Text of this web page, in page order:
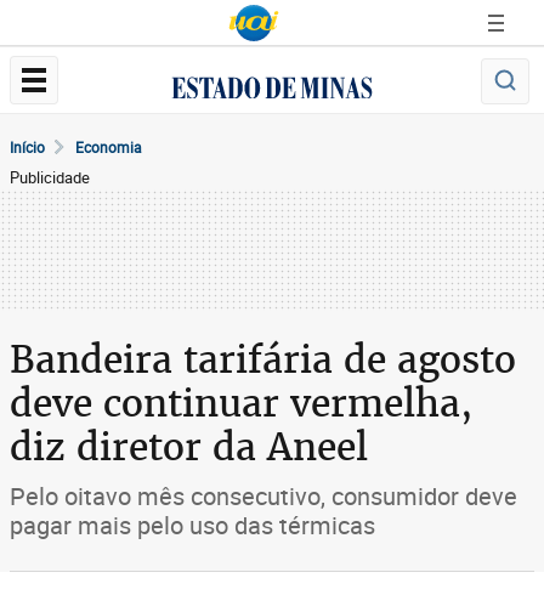
Início Economia
Publicidade
Bandeira tarifária de agosto
deve continuar vermelha,
diz diretor da Aneel
Pelo oitavo mês consecutivo, consumidor deve
pagar mais pelo uso das térmicas